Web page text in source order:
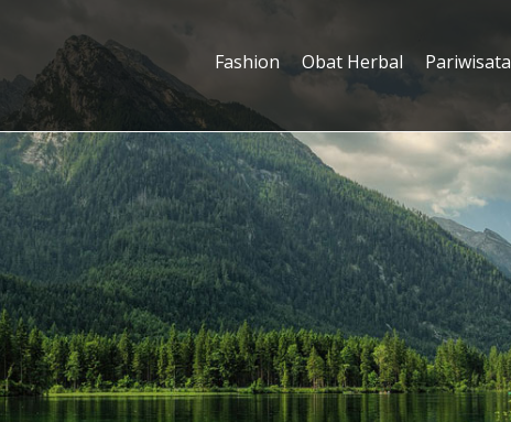
Fashion Obat Herbal Pariwisata